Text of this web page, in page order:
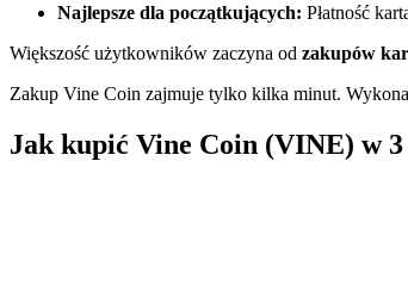
Kopiowanie Transakcji
Dołącz do najlepszych traderów
Najlepsze dla początkujących: Płatność
Większość użytkowników zaczyna od zakupów
Zakup Vine Coin zajmuje tylko kilka minut.
Jak kupić Vine Coin (VINE) w